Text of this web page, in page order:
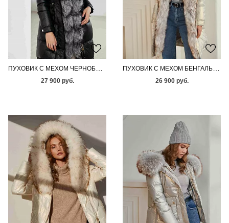
ПУХОВИК С МЕХОМ ЧЕРНОБУРОЙ ЛИСЫ
27 900 руб.
ПУХОВИК С МЕХОМ БЕНГАЛЬСКОЙ ЛИСЫ
26 900 руб.